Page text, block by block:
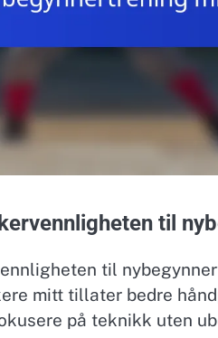
til
til
mitt tillater bedre
på teknikk uten